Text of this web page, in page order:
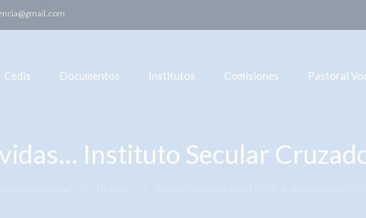
Cedis Documentos Institutos Comisiones Pastoral
Instituto Secular